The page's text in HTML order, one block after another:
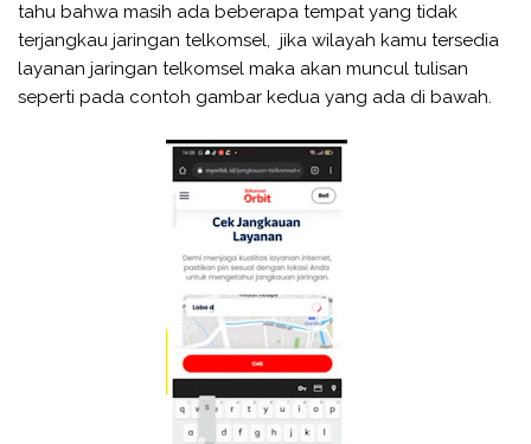
tahu bahwa masih ada beberapa tempat yang tidak
terjangkau jaringan telkomsel, jika wilayah kamu tersedia
layanan jaringan telkomsel maka akan muncul tulisan
seperti pada contoh gambar kedua yang ada di bawah.